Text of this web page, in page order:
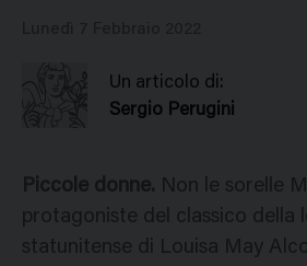
Un articolo di:
Sergio Perugini
Piccole donne. Non le sorelle
protagoniste del classico della
statunitense di Louisa May